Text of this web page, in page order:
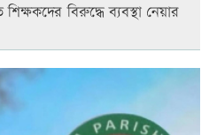
বিরুদ্ধে ব্যবস্থা নেয়ার